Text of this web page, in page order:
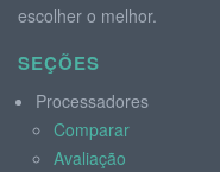
escolher o melhor.
SEÇÕES
Processadores
Comparar
Avaliação